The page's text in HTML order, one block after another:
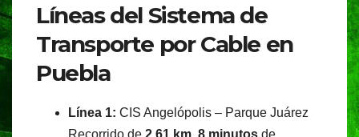
Líneas del Sistema de
Transporte por Cable en
Puebla
Línea 1: CIS Angelópolis – Parque Juárez
Recorrido de 2.61 km, 8 minutos de